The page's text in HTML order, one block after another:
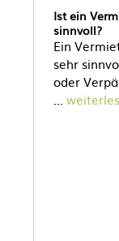
Ist ein
sinnvoll?
Ein
sehr
oder
…